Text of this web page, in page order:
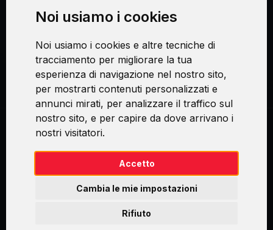
Noi usiamo i cookies
Noi usiamo i cookies e altre tecniche di
tracciamento per migliorare la tua
esperienza di navigazione nel nostro sito,
per mostrarti contenuti personalizzati e
annunci mirati, per analizzare il traffico sul
nostro sito, e per capire da dove arrivano i
nostri visitatori.
Accetto
Rifiuto
Cambia le mie impostazioni
Procedura di reclamo
Consenso al trattamento dei dati personali
Sicurezza e privacy
Swirl logoTM je ochranná známka společnosti AXELOS Limited. ITIL®
je registrovanou ochrannou známkou AXELOS Limited. PRINCE2® je
registrovanou ochrannou známkou AXELOS Limited. MSP® je
registrovanou ochrannou známkou AXELOS Limited & TAYLLORCOX
trade mark of AXELOS Limited. Copyright© AXELOS Limited 2009.